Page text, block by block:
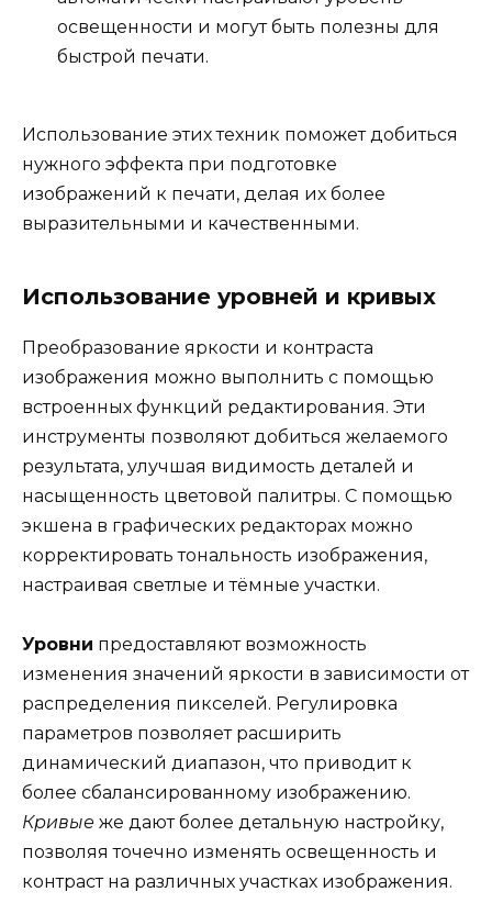
освещенности и могут быть полезны для
быстрой печати.
Использование этих техник поможет добиться
нужного эффекта при подготовке
изображений к печати, делая их более
выразительными и качественными.
Использование уровней и кривых
Преобразование яркости и контраста
изображения можно выполнить с помощью
встроенных функций редактирования. Эти
инструменты позволяют добиться желаемого
результата, улучшая видимость деталей и
насыщенность цветовой палитры. С помощью
экшена в графических редакторах можно
корректировать тональность изображения,
настраивая светлые и тёмные участки.
Уровни предоставляют возможность
изменения значений яркости в зависимости от
распределения пикселей. Регулировка
параметров позволяет расширить
динамический диапазон, что приводит к
более сбалансированному изображению.
Кривые же дают более детальную настройку,
позволяя точечно изменять освещенность и
контраст на различных участках изображения.